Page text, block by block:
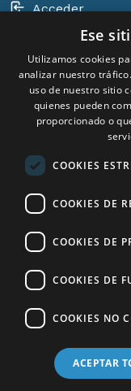
Acceder
Registrarse
Cesta
ACEM EN
SELECCIONAR
Spain
Ese
Utilizamos cookies
analizar nuestro
uso de nuestro sitio
quienes pueden
proporcionado o
COOKIES
COOKIES DE
COOKIES DE
COOKIES DE
COOKIES NO
ACEPTAR